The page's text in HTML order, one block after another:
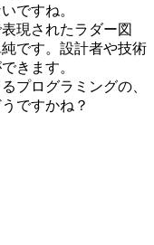
ですね。
現されたラダー図
です。設計者や技術
きます。
プログラミングの、
ですかね？